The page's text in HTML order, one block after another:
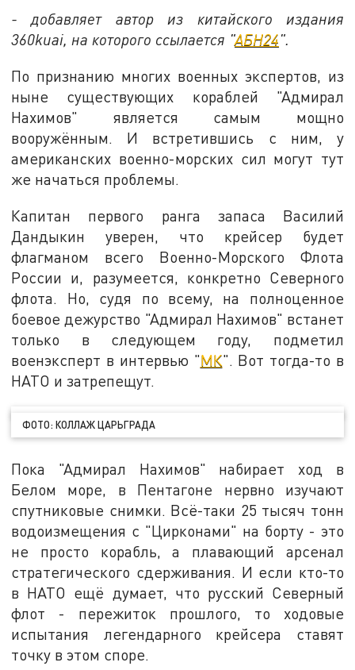
- добавляет автор из китайского издания
360kuai, на которого ссылается "АБН24".
По признанию многих военных экспертов, из
ныне существующих кораблей "Адмирал
Нахимов" является самым мощно
вооружённым. И встретившись с ним, у
американских военно-морских сил могут тут
же начаться проблемы.
Капитан первого ранга запаса Василий
Дандыкин уверен, что крейсер будет
флагманом всего Военно-Морского Флота
России и, разумеется, конкретно Северного
флота. Но, судя по всему, на полноценное
боевое дежурство "Адмирал Нахимов" встанет
только в следующем году, подметил
военэксперт в интервью "МК". Вот тогда-то в
НАТО и затрепещут.
ФОТО: КОЛЛАЖ ЦАРЬГРАДА
Пока "Адмирал Нахимов" набирает ход в
Белом море, в Пентагоне нервно изучают
спутниковые снимки. Всё-таки 25 тысяч тонн
водоизмещения с "Цирконами" на борту - это
не просто корабль, а плавающий арсенал
стратегического сдерживания. И если кто-то
в НАТО ещё думает, что русский Северный
флот - пережиток прошлого, то ходовые
испытания легендарного крейсера ставят
точку в этом споре.